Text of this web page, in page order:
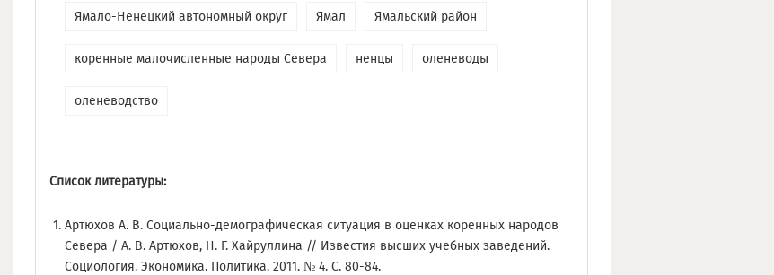
Ямало-Ненецкий автономный округ Ямал Ямальский район
коренные малочисленные народы Севера ненцы оленеводы
оленеводство
Список литературы:
Артюхов А. В. Социально-демографическая ситуация в оценках коренных народов
Севера / А. В. Артюхов, Н. Г. Хайруллина // Известия высших учебных заведений.
Социология. Экономика. Политика. 2011. № 4. С. 80-84.